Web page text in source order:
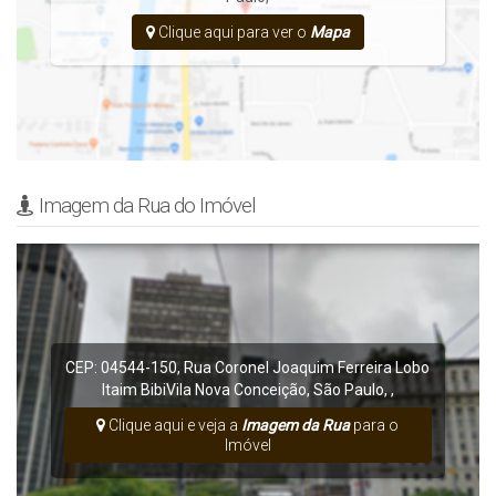
Clique aqui para ver o Mapa
Imagem da Rua do Imóvel
CEP: 04544-150, Rua Coronel Joaquim Ferreira Lobo
Itaim BibiVila Nova Conceição, São Paulo,,
Clique aqui e veja a Imagem da Ruapara o
Imóvel